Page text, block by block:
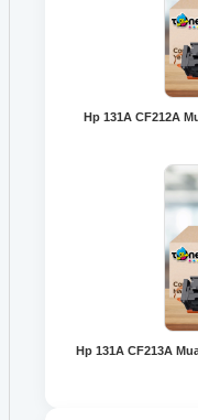
Hp 131A CF212A
Hp 131A CF213A